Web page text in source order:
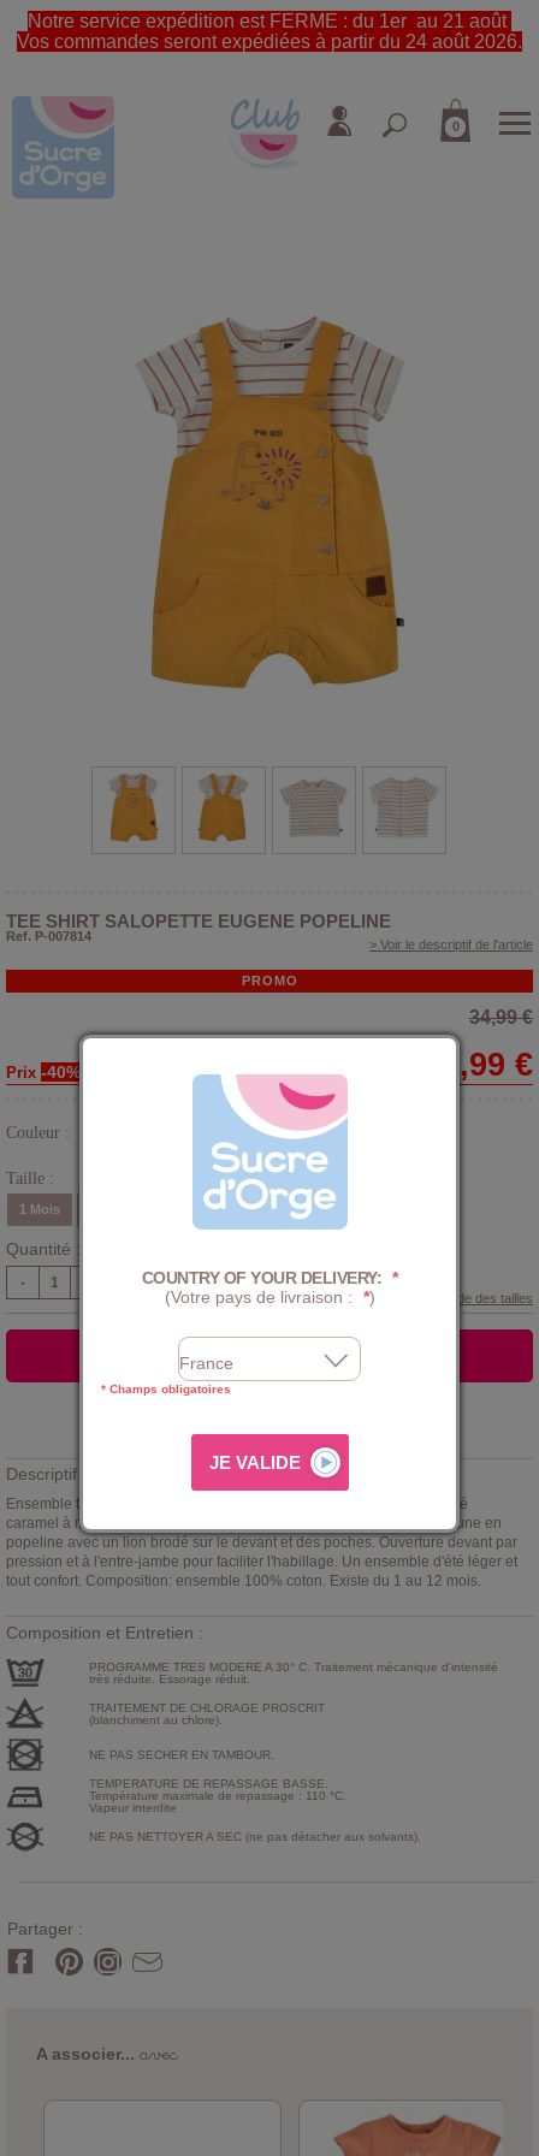
Notre service expédition est FERME : du 1er au 21 août
Vos commandes seront expédiées à partir du 24 août 2026.
0
TEE SHIRT SALOPETTE EUGENE POPELINE
Ref. P-007814
> Voir le descriptif de l'article
PROMO
34,99 €
Prix -40% 20,99 €
Couleur :
Taille :
1 Mois 9 Mois 12 Mois
Quantité :
-
Guide des tailles
AJOUTER AU PANIER
Descriptif :
Ensemble tee shirt et salopette Eugène
. T-shirt ecru rayé
caramel à manches courtes- ouverture dos pressionnée. Salopette jaune en
popeline avec un lion brodé sur le devant et des poches. Ouverture devant par
pression et à l'entre-jambe pour faciliter l'habillage. Un ensemble d'été léger et
tout confort. Composition: ensemble 100% coton. Existe du 1 au 12 mois.
Composition et Entretien :
PROGRAMME TRES MODERE A 30° C. Traitement mécanique d'intensité
très réduite. Essorage réduit.
TRAITEMENT DE CHLORAGE PROSCRIT
(blanchiment au chlore).
NE PAS SECHER EN TAMBOUR.
TEMPERATURE DE REPASSAGE BASSE.
Température maximale de repassage : 110 °C.
Vapeur interdite
NE PAS NETTOYER A SEC (ne pas détacher aux solvants).
Partager :
A associer...
COUNTRY OF YOUR DELIVERY: *
(Votre pays de livraison :
*)
* Champs obligatoires